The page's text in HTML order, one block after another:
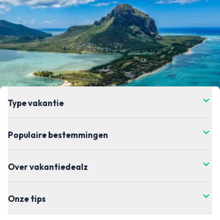
Type vakantie
Populaire bestemmingen
Over vakantiedealz
Onze tips